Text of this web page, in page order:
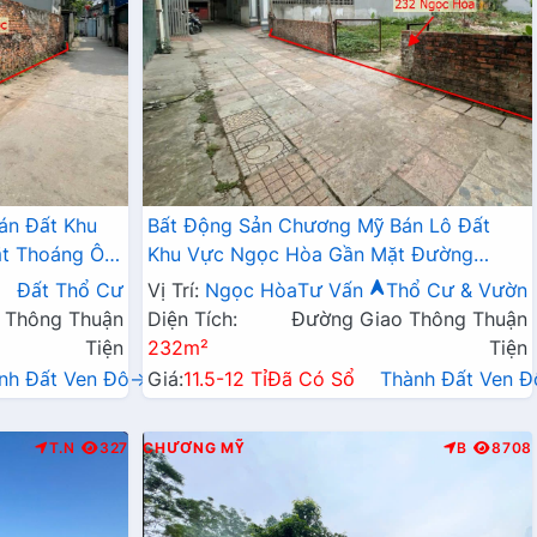
Đất Khu
Thoáng Ô
Kinh
Đất Thổ Cư
Thuận
Tiện
Đất Ven Đô→
Bất Động Sản Chương Mỹ Bán Lô Đất
Khu Vực Ngọc Hòa Gần Mặt Đường
TL419 Ngay Trung Tâm Hành Chính
Huyện Cũ
Vị Trí: Ngọc HòaTư Vấn
Thổ Cư & Vườn
Diện Tích:
232m²
Đường Giao Thông Thuận
Tiện
Giá:11.5-12 TỉĐã Có Sổ Thành Đất Ven
T.N 327 CHƯƠNG MỸ B 8708